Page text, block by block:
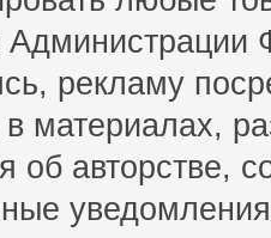
рекламу
материалах,
об авторстве,